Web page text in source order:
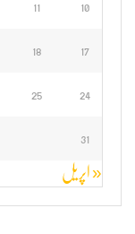
10
11
17
18
24
25
31
« اپریل